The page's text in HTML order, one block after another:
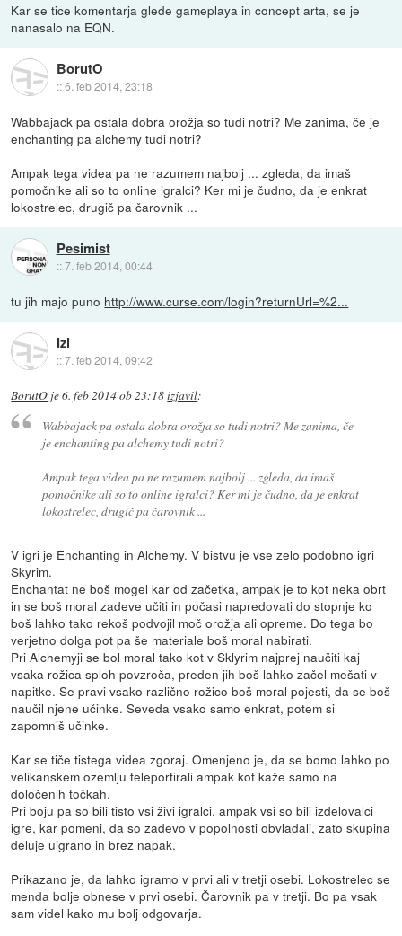
Kar se tice komentarja glede gameplaya in concept arta, se je
nanasalo na EQN.
BorutO
::6. feb 2014, 23:18
Wabbajack pa ostala dobra orožja so tudi notri? Me zanima, če je
enchanting pa alchemy tudi notri?
Ampak tega videa pa ne razumem najbolj ... zgleda, da imaš
pomočnike ali so to online igralci? Ker mi je čudno, da je enkrat
lokostrelec, drugič pa čarovnik ...
Pesimist
::7. feb 2014, 00:44
tu jih majo puno http://www.curse.com/login?returnUrl=%2...
Izi
::7. feb 2014, 09:42
BorutO je6. feb 2014 ob 23:18izjavil:
Wabbajack pa ostala dobra orožja so tudi notri? Me zanima, če
je enchanting pa alchemy tudi notri?
Ampak tega videa pa ne razumem najbolj ... zgleda, da imaš
pomočnike ali so to online igralci? Ker mi je čudno, da je enkrat
lokostrelec, drugič pa čarovnik ...
V igri je Enchanting in Alchemy. V bistvu je vse zelo podobno igri
Skyrim.
Enchantat ne boš mogel kar od začetka, ampak je to kot neka obrt
in se boš moral zadeve učiti in počasi napredovati do stopnje ko
boš lahko tako rekoš podvojil moč orožja ali opreme. Do tega bo
verjetno dolga pot pa še materiale boš moral nabirati.
Pri Alchemyji se bol moral tako kot v Sklyrim najprej naučiti kaj
vsaka rožica sploh povzroča, preden jih boš lahko začel mešati v
napitke. Se pravi vsako različno rožico boš moral pojesti, da se boš
naučil njene učinke. Seveda vsako samo enkrat, potem si
zapomniš učinke.
Kar se tiče tistega videa zgoraj. Omenjeno je, da se bomo lahko po
velikanskem ozemlju teleportirali ampak kot kaže samo na
določenih točkah.
Pri boju pa so bili tisto vsi živi igralci, ampak vsi so bili izdelovalci
igre, kar pomeni, da so zadevo v popolnosti obvladali, zato skupina
deluje uigrano in brez napak.
Prikazano je, da lahko igramo v prvi ali v tretji osebi. Lokostrelec se
menda bolje obnese v prvi osebi. Čarovnik pa v tretji. Bo pa vsak
sam videl kako mu bolj odgovarja.